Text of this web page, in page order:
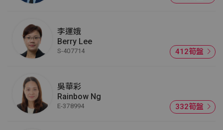
李運娥
Berry Lee
S-407714 412筍盤
吳華彩
Rainbow Ng
E-378994 332筍盤